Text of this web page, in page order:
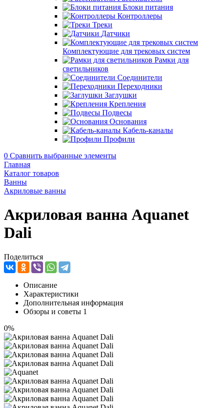
Блоки питания
Контроллеры
Треки
Датчики
Комплектующие для трековых систем
Рамки для
светильников
Соединители
Переходники
Заглушки
Крепления
Подвесы
Основания
Кабель-каналы
Профили
0 Сравнить выбранные элементы
Главная
Каталог товаров
Ванны
Акриловые ванны
Акриловая ванна Aquanet
Dali
Поделиться
Описание
Характеристики
Дополнительная информация
Обзоры и советы 1
0%